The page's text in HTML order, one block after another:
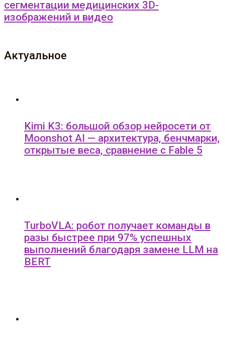
сегментации медицинских 3D-
изображений и видео
Актуальное
Kimi K3: большой обзор нейросети от
Moonshot AI — архитектура, бенчмарки,
открытые веса, сравнение с Fable 5
TurboVLA: робот получает команды в
разы быстрее при 97% успешных
выполнений благодаря замене LLM на
BERT